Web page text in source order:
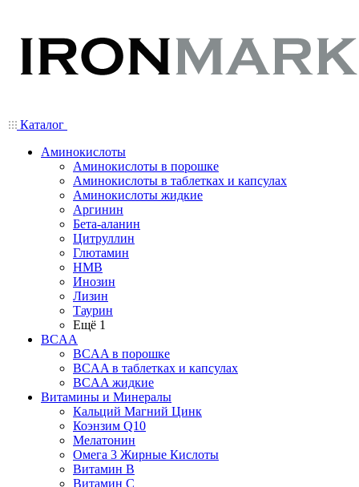
Каталог
Аминокислоты
Аминокислоты в порошке
Аминокислоты в таблетках и капсулах
Аминокислоты жидкие
Аргинин
Бета-аланин
Цитруллин
Глютамин
HMB
Инозин
Лизин
Таурин
Ещё 1
BCAA
BCAA в порошке
BCAA в таблетках и капсулах
BCAA жидкие
Витамины и Минералы
Кальций Магний Цинк
Коэнзим Q10
Мелатонин
Омега 3 Жирные Кислоты
Витамин B
Витамин C